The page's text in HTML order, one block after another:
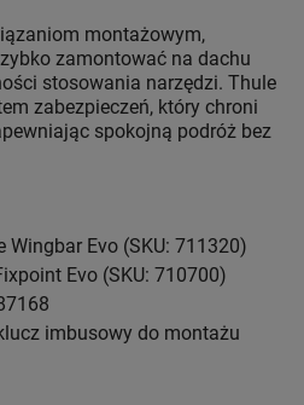
montażowym,
zamontować na dachu
stosowania narzędzi. Thule
zabezpieczeń, który chroni
spokojną podróż bez
Wingbar Evo (SKU: 711320)
Evo (SKU: 710700)
imbusowy do montażu